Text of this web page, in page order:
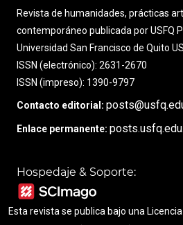
Revista de humanidades, prácticas
contemporáneo publicada por USFQ
Universidad San Francisco de Quito
ISSN (electrónico): 2631-2670
ISSN (impreso): 1390-9797
Contacto editorial:
Enlace permanente:
Hospedaje & Soporte:
Esta revista se publica bajo una Licencia